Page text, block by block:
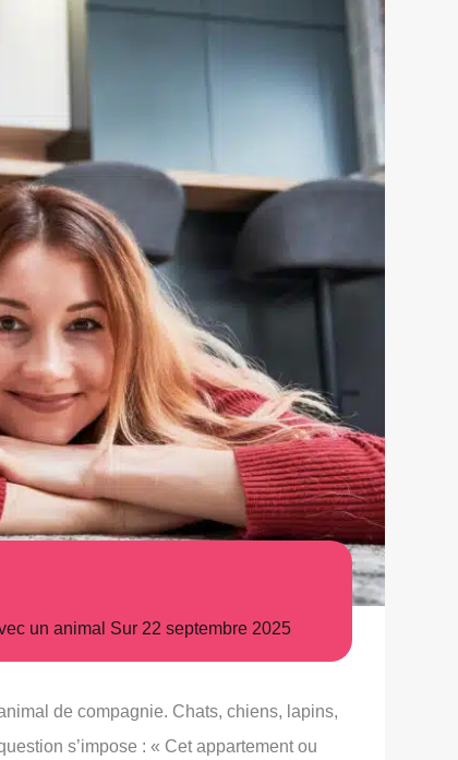
un animal Sur 22 septembre 2025
de compagnie. Chats, chiens, lapins,
s’impose : « Cet appartement ou